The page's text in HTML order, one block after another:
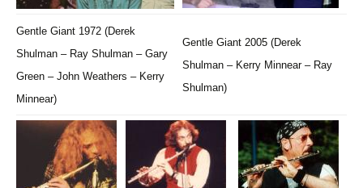
Gentle Giant 1972 (Derek
Shulman – Ray Shulman – Gary
Green – John Weathers – Kerry
Minnear)
Gentle Giant 2005 (Derek
Shulman – Kerry Minnear – Ray
Shulman)